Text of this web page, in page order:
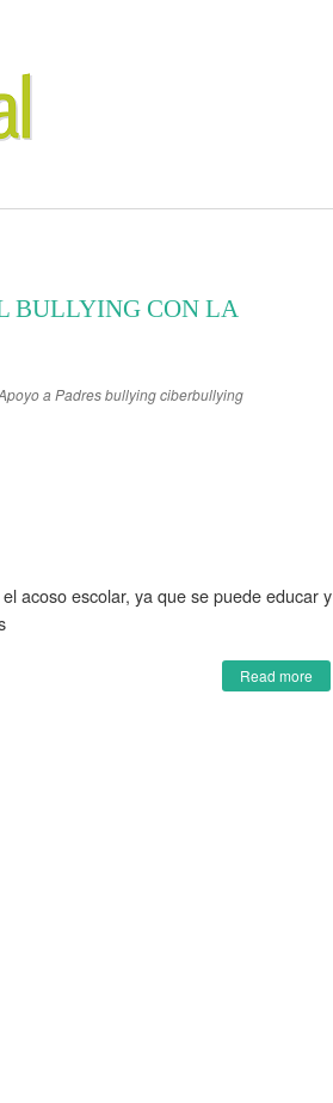
BULLYING CON LA
a Padresbullyingciberbullying
acoso escolar, ya que se puede educar y
Read more